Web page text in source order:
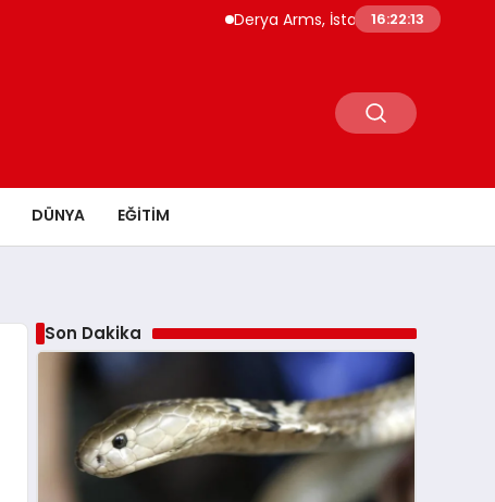
Derya Arms, İstanbul Prohunt 2026’da
16:22:14
DÜNYA EĞITIM
Son Dakika